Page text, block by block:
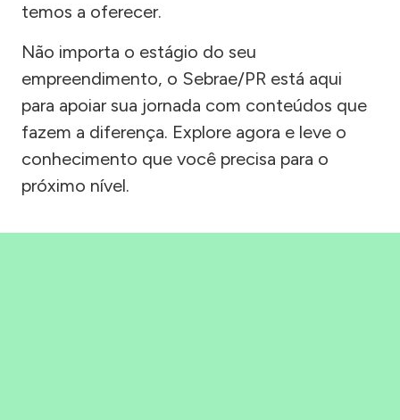
temos a oferecer.
Não importa o estágio do seu
empreendimento, o Sebrae/PR está aqui
para apoiar sua jornada com conteúdos que
fazem a diferença. Explore agora e leve o
conhecimento que você precisa para o
próximo nível.